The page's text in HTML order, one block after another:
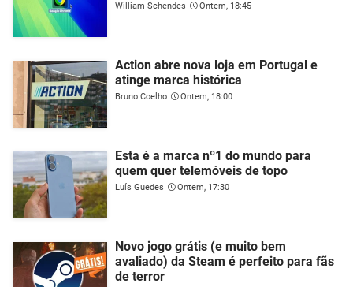
William Schendes Ontem, 18:45
Action abre nova loja em Portugal e
atinge marca histórica
Bruno Coelho Ontem, 18:00
Esta é a marca nº1 do mundo para
quem quer telemóveis de topo
Luís Guedes Ontem, 17:30
Novo jogo grátis (e muito bem
avaliado) da Steam é perfeito para fãs
de terror